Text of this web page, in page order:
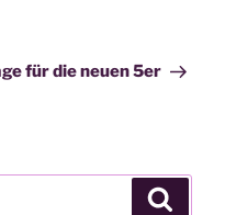
für die neuen 5er